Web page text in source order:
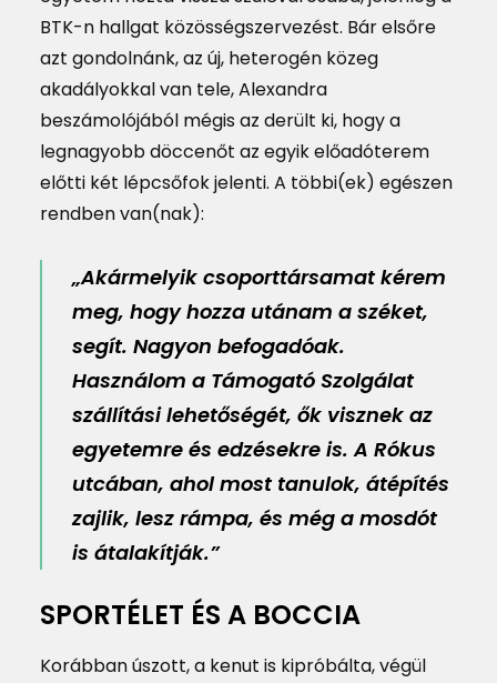
BTK-n hallgat közösségszervezést. Bár elsőre
azt gondolnánk, az új, heterogén közeg
akadályokkal van tele, Alexandra
beszámolójából mégis az derült ki, hogy a
legnagyobb döccenőt az egyik előadóterem
előtti két lépcsőfok jelenti. A többi(ek) egészen
rendben van(nak):
„Akármelyik csoporttársamat kérem
meg, hogy hozza utánam a széket,
segít. Nagyon befogadóak.
Használom a Támogató Szolgálat
szállítási lehetőségét, ők visznek az
egyetemre és edzésekre is. A Rókus
utcában, ahol most tanulok, átépítés
zajlik, lesz rámpa, és még a mosdót
is átalakítják.”
SPORTÉLET ÉS A BOCCIA
Korábban úszott, a kenut is kipróbálta, végül